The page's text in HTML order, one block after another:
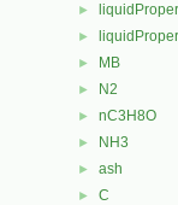
►
►
► MB
► N2
► nC3H8O
► NH3
► ash
► C